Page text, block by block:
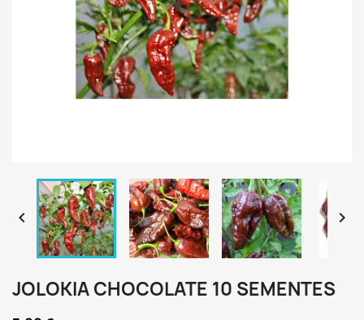
 
JOLOKIA CHOCOLATE 10 SEMENTES